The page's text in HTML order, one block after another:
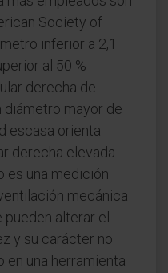
Society of
inferior a 2,1
al 50 %
derecha de
diámetro mayor de
escasa orienta
derecha elevada
es una medición
mecánica
alterar el
y su carácter no
en una herramienta